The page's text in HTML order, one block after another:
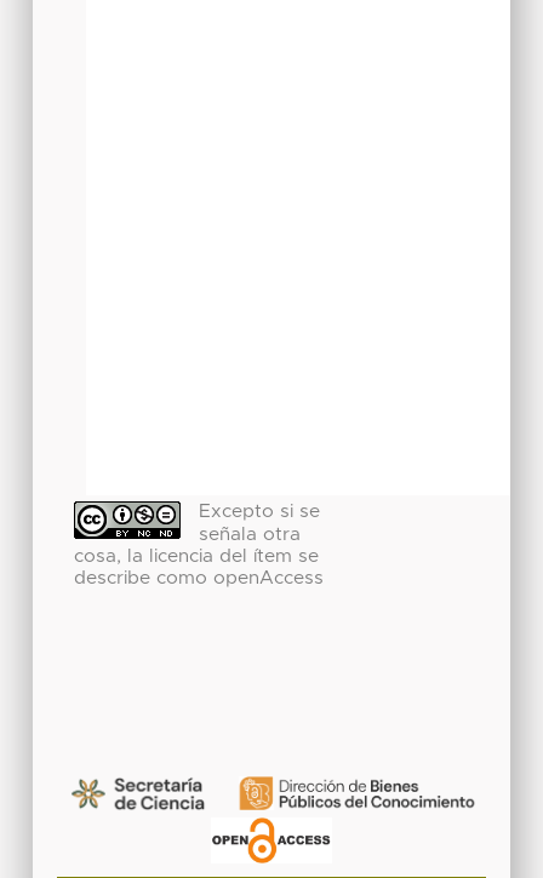
Excepto si se
señala otra
cosa, la licencia del ítem se
describe como openAccess